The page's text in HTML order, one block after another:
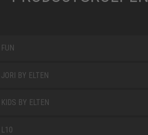
FUN
JORI BY ELTEN
KIDS BY ELTEN
L10